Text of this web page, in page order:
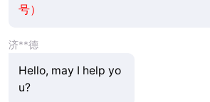
号）
济**德
Hello, may I help yo
u?